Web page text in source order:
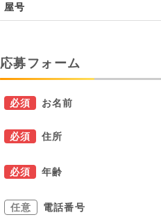
屋号
応募フォーム
必須 お名前
必須 住所
必須 年齢
任意 電話番号